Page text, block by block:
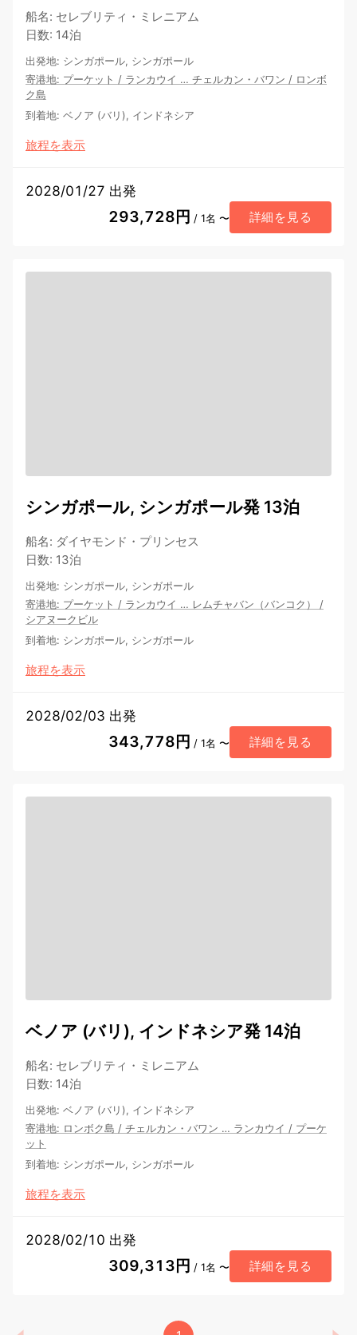
船名: セレブリティ・ミレニアム
日数: 14泊
出発地: シンガポール, シンガポール
寄港地: プーケット / ランカウイ … チェルカン・バワン / ロンボ
ク島
到着地: ベノア (バリ), インドネシア
旅程を表示
2028/01/27 出発
293,728円 / 1名 〜 詳細を見る
シンガポール, シンガポール発 13泊
船名: ダイヤモンド・プリンセス
日数: 13泊
出発地: シンガポール, シンガポール
寄港地: プーケット / ランカウイ … レムチャバン（バンコク）
/
シアヌークビル
到着地: シンガポール, シンガポール
旅程を表示
2028/02/03 出発
343,778円 / 1名 〜 詳細を見る
ベノア (バリ), インドネシア発 14泊
船名: セレブリティ・ミレニアム
日数: 14泊
出発地: ベノア (バリ), インドネシア
寄港地: ロンボク島 / チェルカン・バワン … ランカウイ / プーケ
ット
到着地: シンガポール, シンガポール
旅程を表示
2028/02/10 出発
309,313円 / 1名 〜 詳細を見る